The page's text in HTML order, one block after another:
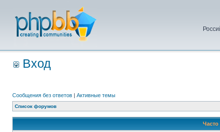
Вход
Сообщения без ответов | Активные темы
Список форумов